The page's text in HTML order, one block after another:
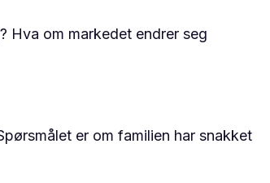
Hva om markedet endrer seg
er om familien har snakket